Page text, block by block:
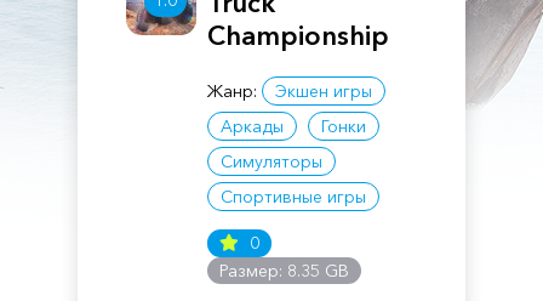
Championship
Жанр:
Экшен игры
Аркады
Гонки
Симуляторы
Спортивные игры
0
Размер: 8.35 GB